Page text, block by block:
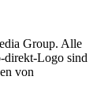
Group. Alle
direkt-Logo sind
von